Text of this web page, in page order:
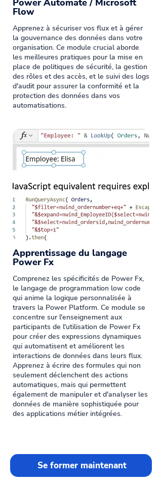
Power Automate / Microsoft
Flow
Apprenez à sécuriser vos flux et à gérer
la gouvernance des données dans votre
organisation. Ce module crucial aborde
les meilleures pratiques pour la mise en
place de politiques de sécurité, la gestion
des rôles et des accès, et le suivi des logs
d'audit pour assurer la conformité et la
protection des données dans vos
automatisations.
Apprentissage du langage
Power Fx
Comprenez les spécificités de Power Fx,
le langage de programmation low code
qui anime la logique personnalisée à
travers la Power Platform. Ce module se
concentre sur l'enseignement aux
participants de l'utilisation de Power Fx
pour créer des expressions dynamiques
qui automatisent et améliorent les
interactions de données dans leurs flux.
Apprenez à écrire des formules qui non
seulement déclenchent des actions
automatiques, mais qui permettent
également de manipuler et d'analyser les
données de manière sophistiquée pour
des applications métier intégrées.
Se former maintenant